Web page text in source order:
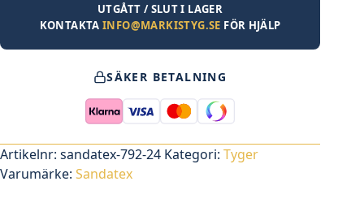
UTGÅTT / SLUT I LAGER
KONTAKTAINFO@MARKISTYG.SE FÖR HJÄLP
SÄKER BETALNING
Artikelnr: sandatex-792-24 Kategori: Tyger
Varumärke: Sandatex